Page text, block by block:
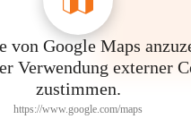
von Google Maps
Verwendung externer
zustimmen.
https://www.google.com/maps